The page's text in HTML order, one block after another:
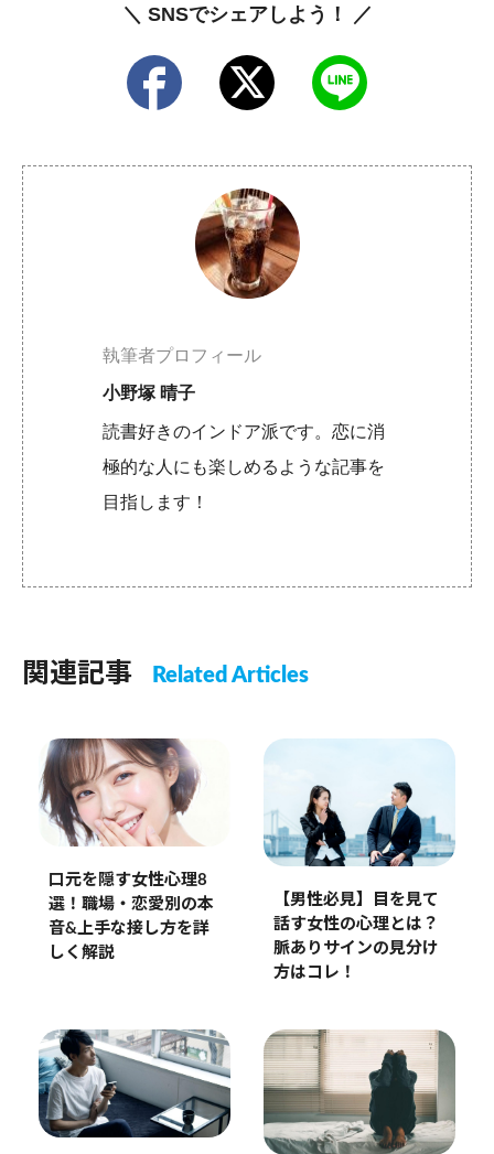
＼ SNSでシェアしよう！ ／
執筆者プロフィール
小野塚 晴子
読書好きのインドア派です。恋に消
極的な人にも楽しめるような記事を
目指します！
関連記事 Related Articles
口元を隠す女性心理8
選！職場・恋愛別の本
音&上手な接し方を詳
しく解説
【男性必見】目を見て
話す女性の心理とは？
脈ありサインの見分け
方はコレ！